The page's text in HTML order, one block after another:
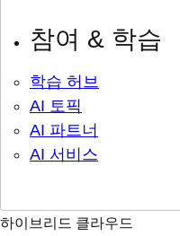
참여 & 학습
학습 허브
AI 토픽
AI 파트너
AI 서비스
하이브리드 클라우드